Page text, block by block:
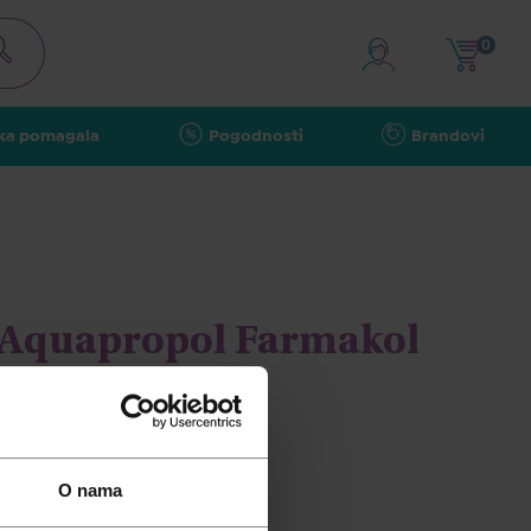
O nama
pomagala Pogodnosti Brandovi
0
Farmakol